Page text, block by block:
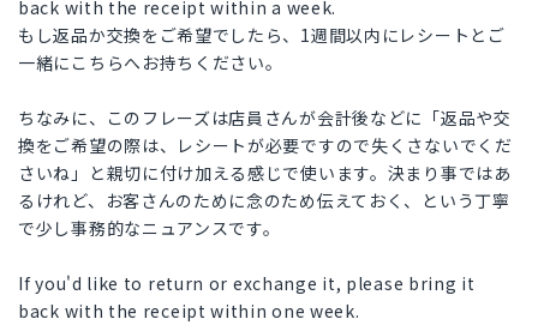
back with the receipt within a week.
もし返品か交換をご希望でしたら、1週間以内にレシートとご
一緒にこちらへお持ちください。
ちなみに、このフレーズは店員さんが会計後などに「返品や交
換をご希望の際は、レシートが必要ですので失くさないでくだ
さいね」と親切に付け加える感じで使います。決まり事ではあ
るけれど、お客さんのために念のため伝えておく、という丁寧
で少し事務的なニュアンスです。
If you'd like to return or exchange it, please bring it
back with the receipt within one week.